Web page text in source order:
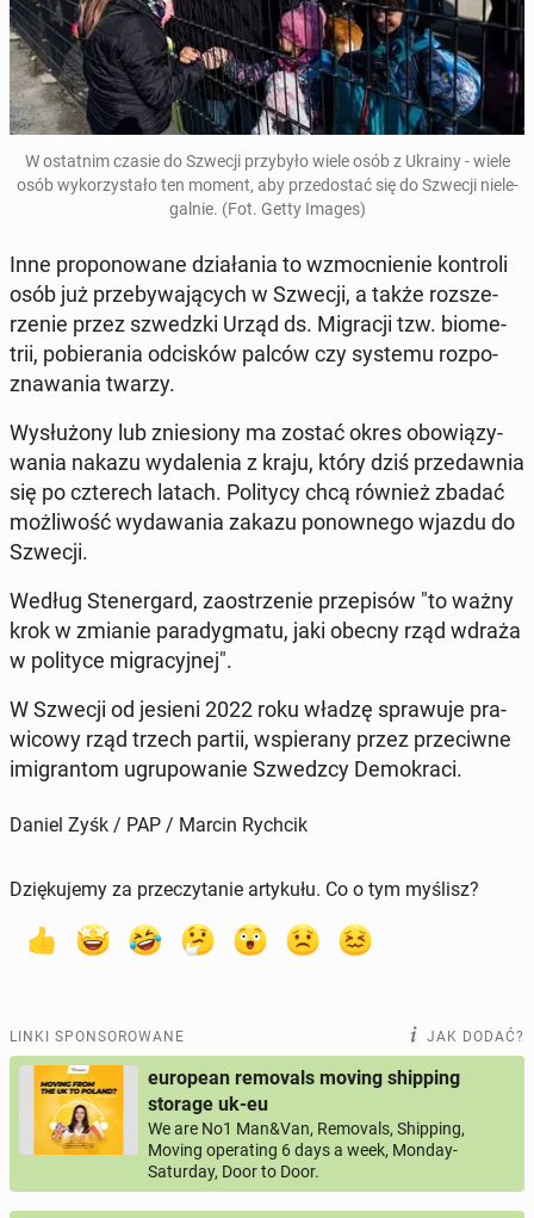
W ostat­nim czasie do Szwecji przy­by­ło wiele osób z Ukrainy - wiele
osób wy­ko­rzy­sta­ło ten moment, aby prze­do­stać się do Szwecji nie­le­
gal­nie. (Fot. Getty Images)
Inne pro­po­no­wa­ne dzia­ła­nia to wzmoc­nie­nie kon­tro­li
osób już prze­by­wa­ją­cych w Szwecji, a także roz­sze­
rze­nie przez szwedz­ki Urząd ds. Mi­gra­cji tzw. bio­me­
trii, po­bie­ra­nia od­ci­sków palców czy systemu roz­po­
zna­wa­nia twarzy.
Wy­słu­żo­ny lub znie­sio­ny ma zostać okres obo­wią­zy­
wa­nia nakazu wy­da­le­nia z kraju, który dziś przedaw­nia
się po czte­rech latach. Po­li­ty­cy chcą również zbadać
moż­li­wość wy­da­wa­nia zakazu po­now­ne­go wjazdu do
Szwecji.
Według Ste­ner­gard, za­ostrze­nie prze­pi­sów "to ważny
krok w zmianie pa­ra­dyg­ma­tu, jaki obecny rząd wdraża
w po­li­ty­ce mi­gra­cyj­nej".
W Szwecji od jesieni 2022 roku władzę spra­wu­je pra­
wi­co­wy rząd trzech partii, wspie­ra­ny przez prze­ciw­ne
imi­gran­tom ugru­po­wa­nie Szwedz­cy De­mo­kra­ci.
Daniel Zyśk / PAP / Marcin Rychcik
Dziękujemy za przeczytanie artykułu. Co o tym myślisz?
LINKI SPONSOROWANE JAK DODAĆ?
european removals moving shipping
storage uk-eu
We are No1 Man&Van, Removals, Shipping,
Moving operating 6 days a week, Monday-
Saturday, Door to Door.